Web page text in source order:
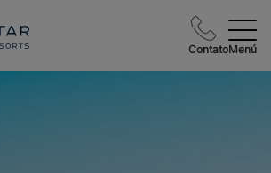
ContatoMenú